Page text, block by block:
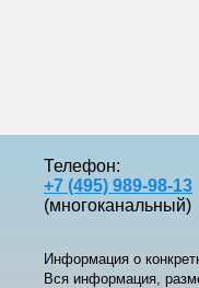
Телефон:
+7 (495) 989-98-13
(многоканальный)
Информация о
Вся информация,